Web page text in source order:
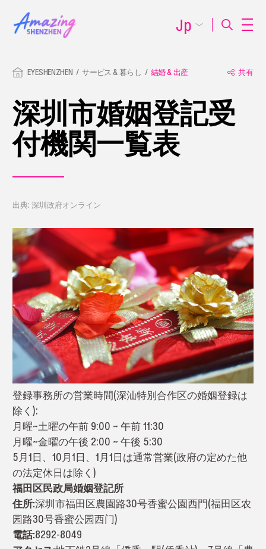
EYESHENZHEN サービス & 暮らし 結婚 & 出産 共有
深圳市婚姻登記受
付機関一覧表
出典: 深圳政府オンライン
登録事務所の営業時間(深汕特別合作区の婚姻登録は
除く):
月曜~土曜の午前 9:00 ~ 午前 11:30
月曜~金曜の午後 2:00 ~ 午後 5:30
5月1日、10月1日、1月1日は通常営業(政府の定めた他
の法定休日は除く)
福田区民政局婚姻登記所
住所:深圳市福田区農園路30号香蜜公園西門(福田区农
园路30号香蜜公园西门)
電話:8292-8049
Jp